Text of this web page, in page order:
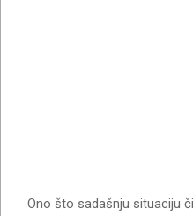
Ono što sadašnju situaciju